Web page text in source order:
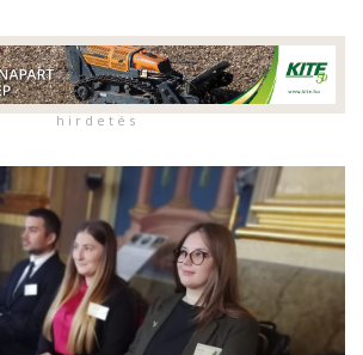
h i r d e t é s